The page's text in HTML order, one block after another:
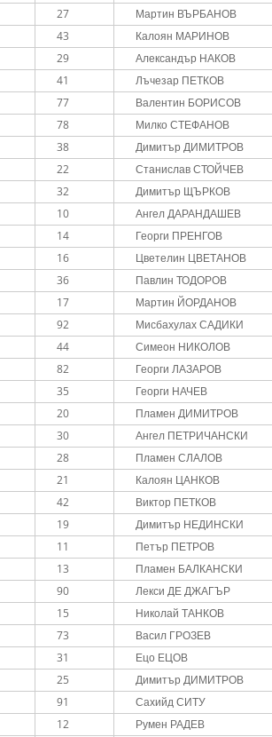
27 Мартин ВЪРБАНОВ
43 Калоян МАРИНОВ
29 Александър НАКОВ
41 Лъчезар ПЕТКОВ
77 Валентин БОРИСОВ
78 Милко СТЕФАНОВ
38 Димитър ДИМИТРОВ
22 Станислав СТОЙЧЕВ
32 Димитър ЩЪРКОВ
10 Ангел ДАРАНДАШЕВ
14 Георги ПРЕНГОВ
16 Цветелин ЦВЕТАНОВ
36 Павлин ТОДОРОВ
17 Мартин ЙОРДАНОВ
92 Мисбахулах САДИКИ
44 Симеон НИКОЛОВ
82 Георги ЛАЗАРОВ
35 Георги НАЧЕВ
20 Пламен ДИМИТРОВ
30 Ангел ПЕТРИЧАНСКИ
28 Пламен СЛАЛОВ
21 Калоян ЦАНКОВ
42 Виктор ПЕТКОВ
19 Димитър НЕДИНСКИ
11 Петър ПЕТРОВ
13 Пламен БАЛКАНСКИ
90 Лекси ДЕ ДЖАГЪР
15 Николай ТАНКОВ
73 Васил ГРОЗЕВ
31 Ецо ЕЦОВ
25 Димитър ДИМИТРОВ
91 Сахийд СИТУ
12 Румен РАДЕВ